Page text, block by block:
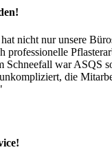
nicht nur unsere
professionelle
Schneefall war ASQS
die